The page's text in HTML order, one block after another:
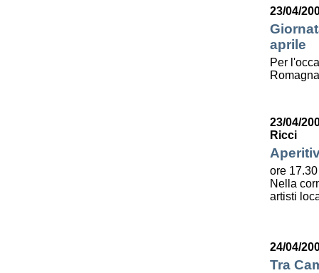
23/04/
aprile
Per
23/04/
Ricci
ore 17.30
Nella
artisti
24/04/
Tra